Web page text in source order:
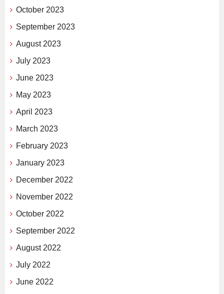
October 2023
September 2023
August 2023
July 2023
June 2023
May 2023
April 2023
March 2023
February 2023
January 2023
December 2022
November 2022
October 2022
September 2022
August 2022
July 2022
June 2022